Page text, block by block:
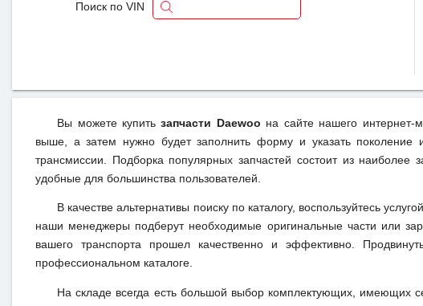
Поиск по VIN
Вы можете купитьзапчасти Daewoo на сайте нашего интернет-
выше, а затем нужно будет заполнить форму и указать
трансмиссии. Подборка популярных запчастей состоит из
удобные для большинства пользователей.
В качестве альтернативы поиску по каталогу, воспользуйтесь
наши менеджеры подберут необходимые оригинальные части или
вашего транспорта прошел качественно и эффективно.
профессиональном каталоге.
На складе всегда есть большой выбор комплектующих, имеющих